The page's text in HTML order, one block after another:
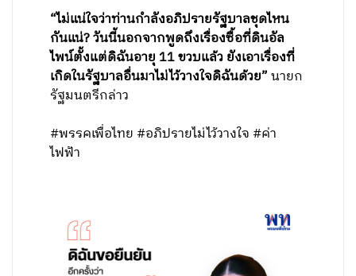
“ไม่แน่ใจว่าท่านกำลังอภิปรายรัฐบาลชุดไหน
กันแน่? วันนี้นอกจากพูดถึงเรื่องซื้อที่ดินอัล
ไพน์ตั้งแต่ดิฉันอายุ 11 ขวบแล้ว ยังเอาเรื่องที่
เกิดในรัฐบาลอื่นมาไม่ไว้วางใจดิฉันด้วย”นายก
รัฐมนตรีกล่าว
#พรรคเพื่อไทย #อภิปรายไม่ไว้วางใจ #ค่า
ไฟฟ้า